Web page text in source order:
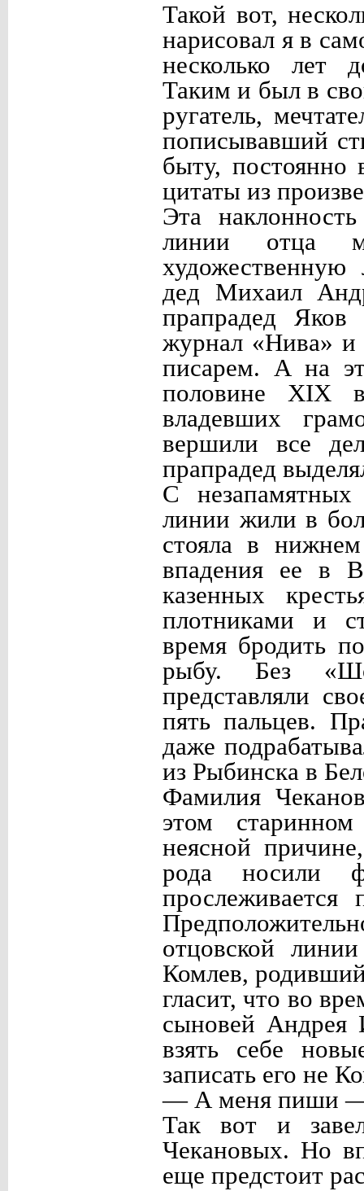
Такой вот,
нарисовал я в
несколько лет
Таким и был в
ругатель,
пописывавший
быту, постоянно
цитаты из
Эта
линии отца
художественную
дед Михаил
прапрадед
журнал «Нива»
писарем. А на
половине XIX
владевших
вершили все
прапрадед
С
линии жили в
стояла в
впадения ее в
казенных
плотниками и
время бродить
рыбу. Без
представляли
пять пальцев.
даже
из Рыбинска в
Фамилия
этом
неясной
рода носили
отцовской
Комлев,
гласит, что во
сыновей Андрея
взять себе
записать его не
— А меня пиши
Так вот и
Чекановых. Но
еще предстоит